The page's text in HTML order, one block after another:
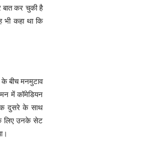
बात कर चुकी है
कहा था कि
बीच मनमुटाव
में कॉमेडियन
दुसरे के साथ
लिए उनके सेट